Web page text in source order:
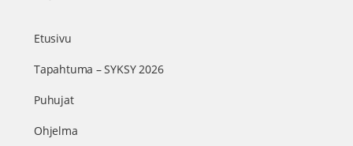
Etusivu
Tapahtuma – SYKSY 2026
Puhujat
Ohjelma